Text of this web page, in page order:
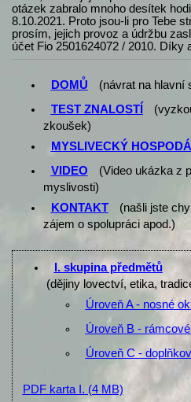
otázek zabralo mnoho desítek
8.10.2021. Proto jsou-li pro Tebe
prosím, jejich provoz a údržbu
účet Fio 2501624072 / 2010. Díky
DOMŮ
(návrat na hlavní
TEST ZNALOSTÍ
zkoušek)
MYSLIVECKÝ
VIDEO
(Video ukázka z
myslivosti)
KONTAKT
(našli jste
zájem o spolupráci apod.)
I. skupina předmětů
(dějiny lovectví, etika,
Úroveň A - nosné
Úroveň B -
Úroveň C -
PDF karta I. (4 MB)